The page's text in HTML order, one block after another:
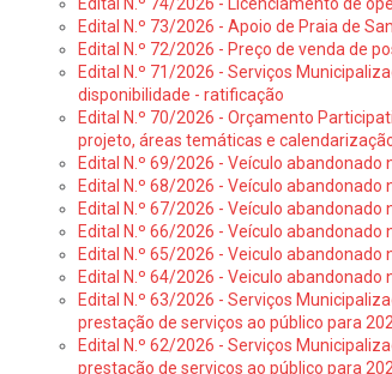
Edital N.º 73/2026 - Apoio de Praia de
Edital N.º 72/2026 - Preço de venda de
Edital N.º 71/2026 - Serviços
disponibilidade - ratificação
Edital N.º 70/2026 - Orçamento
projeto, áreas temáticas e
Edital N.º 69/2026 - Veículo abandonado
Edital N.º 68/2026 - Veículo abandonado
Edital N.º 67/2026 - Veículo abandonado
Edital N.º 66/2026 - Veículo abandonado
Edital N.º 65/2026 - Veiculo abandonado
Edital N.º 64/2026 - Veiculo abandonado
Edital N.º 63/2026 - Serviços
prestação de serviços ao público para
Edital N.º 62/2026 - Serviços
prestação de serviços ao público para